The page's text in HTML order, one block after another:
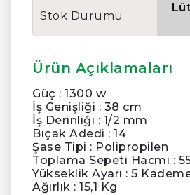
Stok Durumu
Ürün Açıklamaları
Güç : 1300 w
İş Genişliği : 38 cm
İş Derinliği : 1/2 mm
Bıçak Adedi : 14
Şase Tipi : Polipropilen
Toplama Sepeti Hacmi :
Yükseklik Ayarı : 5
Ağırlık : 15,1 Kg